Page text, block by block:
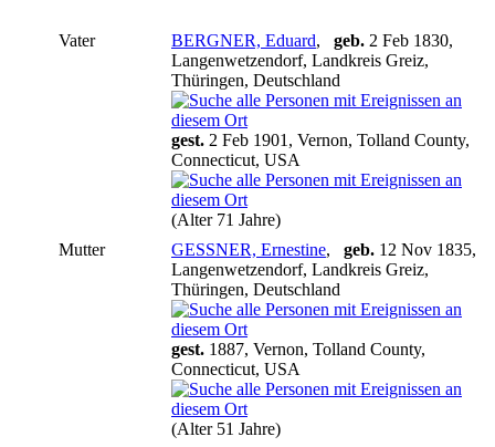
Vater BERGNER, Eduard, geb. 2 Feb 1830,
Langenwetzendorf, Landkreis Greiz,
Thüringen, Deutschland
gest. 2 Feb 1901, Vernon, Tolland County,
Connecticut, USA
(Alter 71 Jahre)
Mutter
GESSNER, Ernestine, geb. 12 Nov 1835,
Langenwetzendorf, Landkreis Greiz,
Thüringen, Deutschland
gest. 1887, Vernon, Tolland County,
Connecticut, USA
(Alter 51 Jahre)